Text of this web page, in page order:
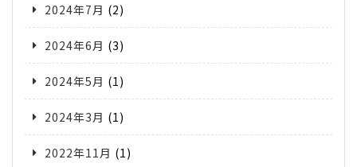
2024年7月 (2)
2024年6月 (3)
2024年5月 (1)
2024年3月 (1)
2022年11月 (1)